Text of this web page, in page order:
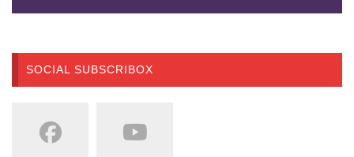
SOCIAL SUBSCRIBOX